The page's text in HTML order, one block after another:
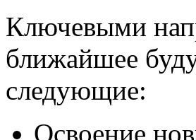
Ключевыми
ближайшее
следующие:
Освоение